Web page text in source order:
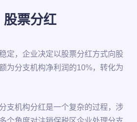
股票分红
定，企业决定以股票分红方式向股
为分支机构净利润的10%，转化为
支机构分红是一个复杂的过程，涉